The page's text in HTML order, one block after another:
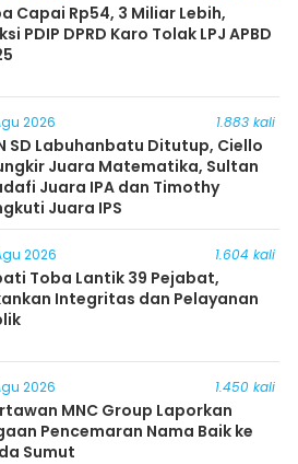
Capai Rp54, 3 Miliar Lebih,
PDIP DPRD Karo Tolak LPJ APBD
2026 1.883 kali
SD Labuhanbatu Ditutup, Ciello
Juara Matematika, Sultan
Juara IPA dan Timothy
Juara IPS
2026 1.604 kali
Toba Lantik 39 Pejabat,
Integritas dan Pelayanan
2026 1.450 kali
MNC Group Laporkan
Pencemaran Nama Baik ke
Sumut